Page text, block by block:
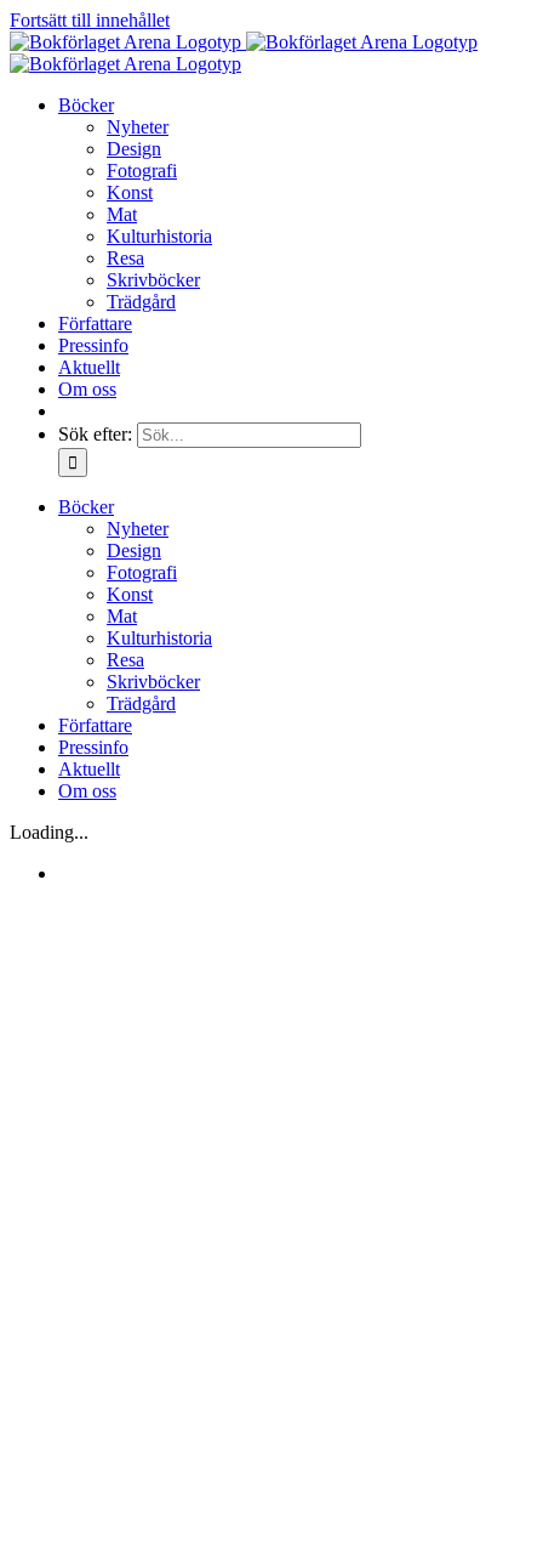
Fortsätt till innehållet
Böcker
Nyheter
Design
Fotografi
Konst
Mat
Kulturhistoria
Resa
Skrivböcker
Trädgård
Författare
Pressinfo
Aktuellt
Om oss
Sök efter:
Böcker
Nyheter
Design
Fotografi
Konst
Mat
Kulturhistoria
Resa
Skrivböcker
Trädgård
Författare
Pressinfo
Aktuellt
Om oss
Loading...